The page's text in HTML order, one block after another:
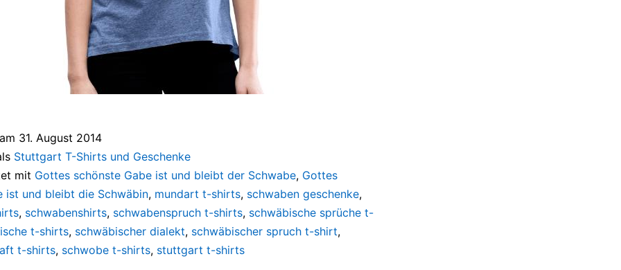
31. August 2014
Stuttgart T-Shirts und Geschenke
mit Gottes schönste Gabe ist und bleibt der Schwabe, Gottes
ist und bleibt die Schwäbin, mundart t-shirts, schwaben geschenke,
, schwabenshirts, schwabenspruch t-shirts, schwäbische sprüche t-
t-shirts, schwäbischer dialekt, schwäbischer spruch t-shirt,
t-shirts, schwobe t-shirts, stuttgart t-shirts